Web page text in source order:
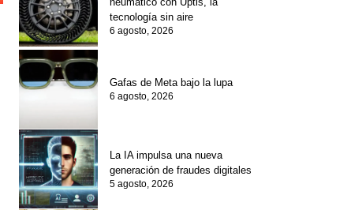
tecnología sin aire
6 agosto, 2026
Gafas de Meta bajo la lupa
6 agosto, 2026
La IA impulsa una nueva
generación de fraudes digitales
5 agosto, 2026